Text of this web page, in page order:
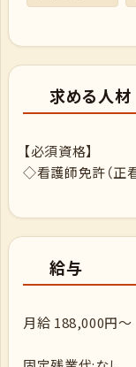
求める人材
【必須資格】
◇看護師免許（正
給与
月給 188,000円～